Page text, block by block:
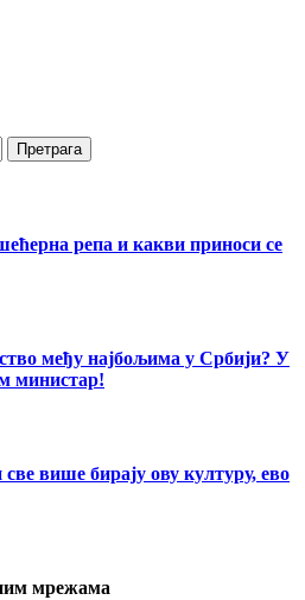
репа и какви приноси се
међу најбољима у Србији? У
министар!
више бирају ову културу, ево
мрежама